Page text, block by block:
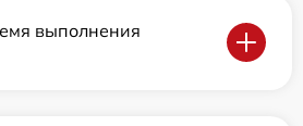
выполнения